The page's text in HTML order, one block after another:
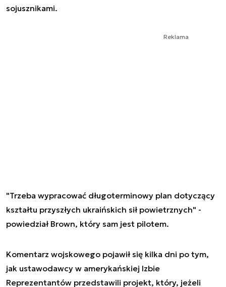
sojusznikami.
Reklama
"Trzeba wypracować długoterminowy plan dotyczący
kształtu przyszłych ukraińskich sił powietrznych" -
powiedział Brown, który sam jest pilotem.
Komentarz wojskowego pojawił się kilka dni po tym,
jak ustawodawcy w amerykańskiej Izbie
Reprezentantów przedstawili projekt, który, jeżeli